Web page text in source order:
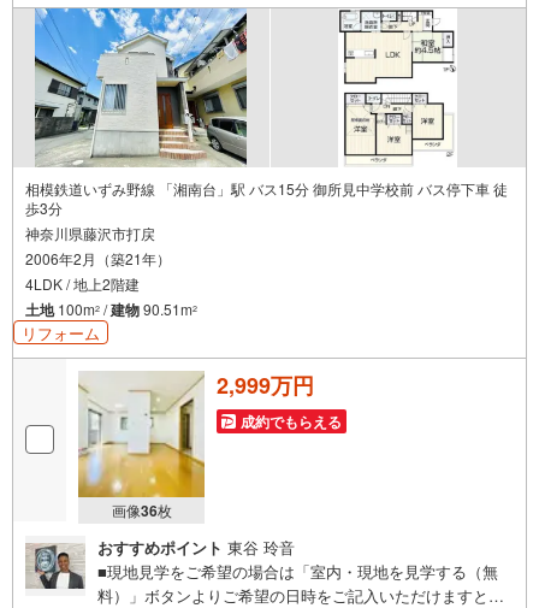
相模鉄道いずみ野線 「湘南台」駅 バス15分 御所見中学校前 バス停下車 徒
歩3分
神奈川県藤沢市打戻
2006年2月（築21年）
4LDK / 地上2階建
土地100m2 /建物90.51m2
リフォーム
画像36枚
2,999万円
成約でもらえる
おすすめポイント 東谷 玲音
■現地見学をご希望の場合は「室内・現地を見学する（無
料）」ボタンよりご希望の日時をご記入いただけますとス